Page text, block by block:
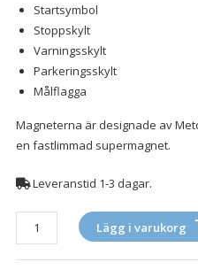
Startsymbol
Stoppskylt
Varningsskylt
Parkeringsskylt
Målflagga
Magneterna är designade av
en fastlimmad supermagnet.
Leveranstid 1-3 dagar.
Vägmärken
magneter,
kit
Lägg i varukorg